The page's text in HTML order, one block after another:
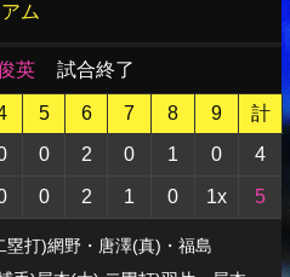
ム
英 試合終了
5 6 7 8 9
計
0 2 0 1 0 4
0 2 1 0 1x 5
塁打)網野・唐澤(真)・福島